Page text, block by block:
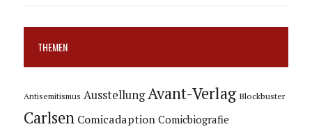
THEMEN
Antisemitismus Ausstellung Avant-Verlag Blockbuster
Carlsen Comicadaption Comicbiografie